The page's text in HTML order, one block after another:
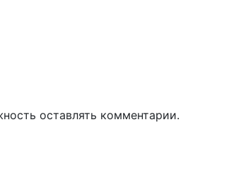
оставлять комментарии.